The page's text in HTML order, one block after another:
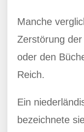
Manche
Zerstörung
oder den
Reich.
Ein
bezeichnete